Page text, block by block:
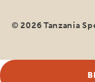
© 2026 Tanzania